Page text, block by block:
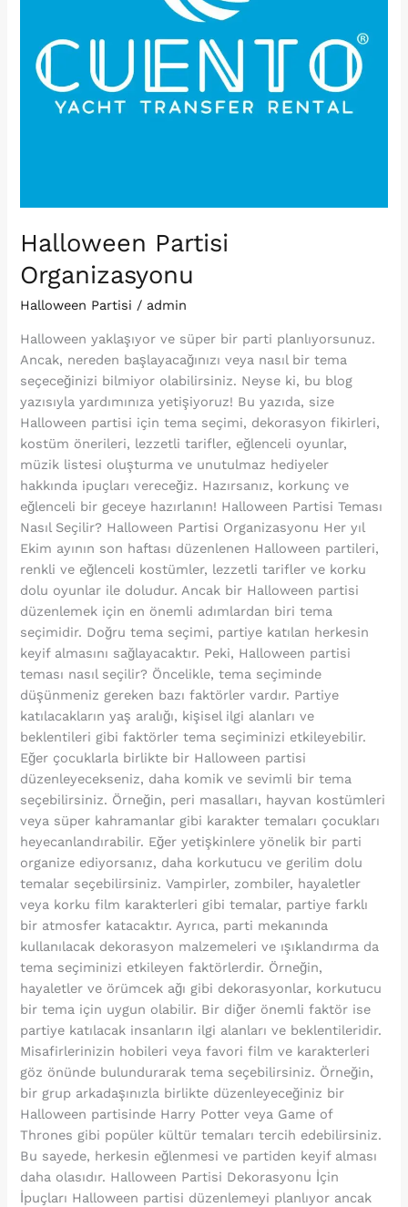
Halloween Partisi
Organizasyonu
Halloween Partisi / admin
Halloween yaklaşıyor ve süper bir parti planlıyorsunuz.
Ancak, nereden başlayacağınızı veya nasıl bir tema
seçeceğinizi bilmiyor olabilirsiniz. Neyse ki, bu blog
yazısıyla yardımınıza yetişiyoruz! Bu yazıda, size
Halloween partisi için tema seçimi, dekorasyon fikirleri,
kostüm önerileri, lezzetli tarifler, eğlenceli oyunlar,
müzik listesi oluşturma ve unutulmaz hediyeler
hakkında ipuçları vereceğiz. Hazırsanız, korkunç ve
eğlenceli bir geceye hazırlanın! Halloween Partisi Teması
Nasıl Seçilir? Halloween Partisi Organizasyonu Her yıl
Ekim ayının son haftası düzenlenen Halloween partileri,
renkli ve eğlenceli kostümler, lezzetli tarifler ve korku
dolu oyunlar ile doludur. Ancak bir Halloween partisi
düzenlemek için en önemli adımlardan biri tema
seçimidir. Doğru tema seçimi, partiye katılan herkesin
keyif almasını sağlayacaktır. Peki, Halloween partisi
teması nasıl seçilir? Öncelikle, tema seçiminde
düşünmeniz gereken bazı faktörler vardır. Partiye
katılacakların yaş aralığı, kişisel ilgi alanları ve
beklentileri gibi faktörler tema seçiminizi etkileyebilir.
Eğer çocuklarla birlikte bir Halloween partisi
düzenleyecekseniz, daha komik ve sevimli bir tema
seçebilirsiniz. Örneğin, peri masalları, hayvan kostümleri
veya süper kahramanlar gibi karakter temaları çocukları
heyecanlandırabilir. Eğer yetişkinlere yönelik bir parti
organize ediyorsanız, daha korkutucu ve gerilim dolu
temalar seçebilirsiniz. Vampirler, zombiler, hayaletler
veya korku film karakterleri gibi temalar, partiye farklı
bir atmosfer katacaktır. Ayrıca, parti mekanında
kullanılacak dekorasyon malzemeleri ve ışıklandırma da
tema seçiminizi etkileyen faktörlerdir. Örneğin,
hayaletler ve örümcek ağı gibi dekorasyonlar, korkutucu
bir tema için uygun olabilir. Bir diğer önemli faktör ise
partiye katılacak insanların ilgi alanları ve beklentileridir.
Misafirlerinizin hobileri veya favori film ve karakterleri
göz önünde bulundurarak tema seçebilirsiniz. Örneğin,
bir grup arkadaşınızla birlikte düzenleyeceğiniz bir
Halloween partisinde Harry Potter veya Game of
Thrones gibi popüler kültür temaları tercih edebilirsiniz.
Bu sayede, herkesin eğlenmesi ve partiden keyif alması
daha olasıdır. Halloween Partisi Dekorasyonu İçin
İpuçları Halloween partisi düzenlemeyi planlıyor ancak